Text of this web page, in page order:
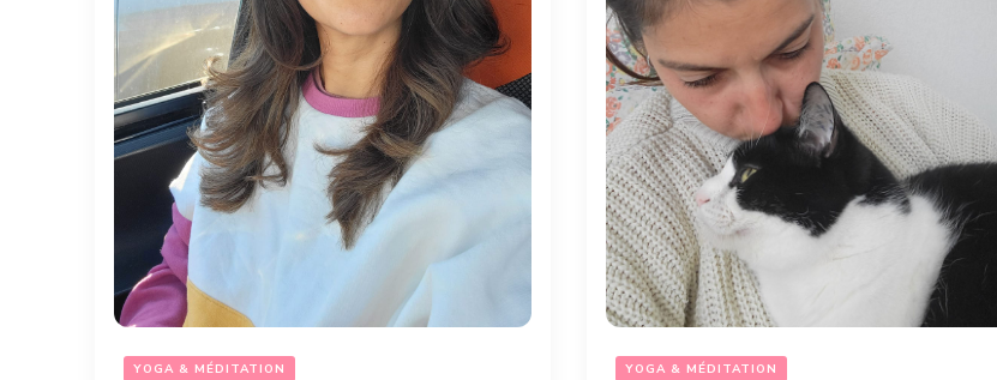
YOGA & MÉDITATION YOGA & MÉDITATION